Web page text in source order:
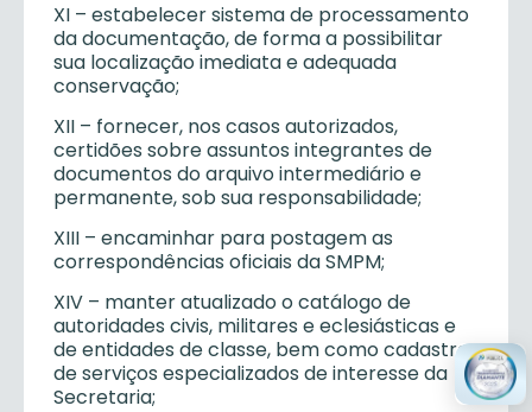
XI – estabelecer sistema de processamento
da documentação, de forma a possibilitar
sua localização imediata e adequada
conservação;
XII – fornecer, nos casos autorizados,
certidões sobre assuntos integrantes de
documentos do arquivo intermediário e
permanente, sob sua responsabilidade;
XIII – encaminhar para postagem as
correspondências oficiais da SMPM;
XIV – manter atualizado o catálogo de
autoridades civis, militares e eclesiásticas e
de entidades de classe, bem como cadastro
de serviços especializados de interesse da
Secretaria;